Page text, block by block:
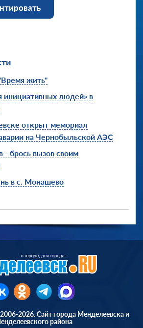
жить"
инициативных людей» в
открыт мемориал
на Чернобыльской АЭС
- брось вызов своим
в с. Монашево
2026. Сайт города Менделеевска и
района